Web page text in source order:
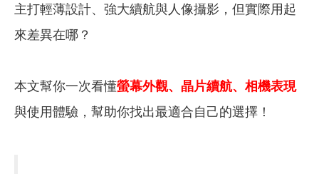
主打輕薄設計、強大續航與人像攝影，但實際用起
來差異在哪？
本文幫你一次看懂螢幕外觀、晶片續航、相機表現
與使用體驗，幫助你找出最適合自己的選擇！